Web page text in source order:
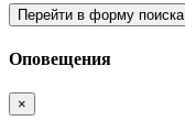
Перейти в форму поиска
Оповещения
×